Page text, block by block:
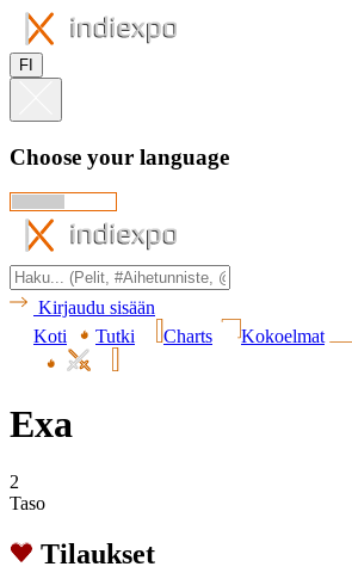
FI
Choose your language
Kirjaudu sisään
Koti
Tutki Charts Kokoelmat
Exa
2
Taso
Tilaukset